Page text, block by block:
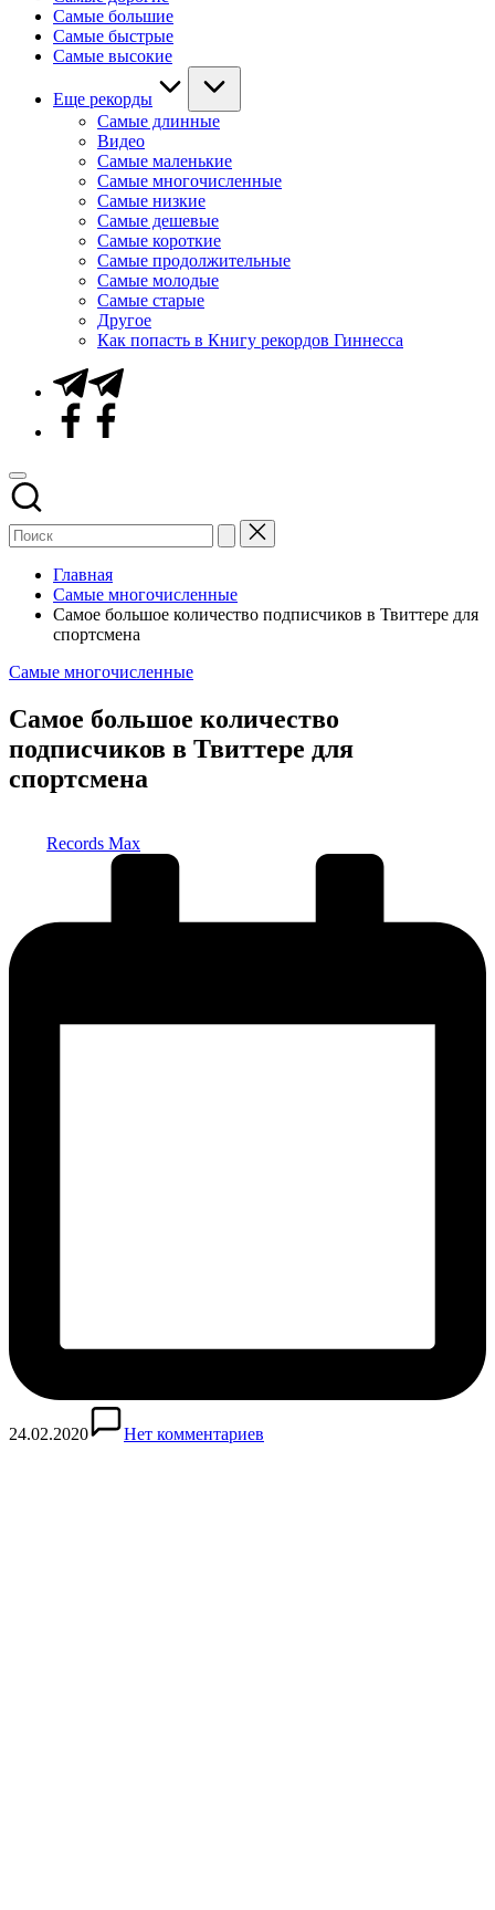
Самые большие
Самые быстрые
Самые высокие
Еще рекорды
Самые длинные
Видео
Самые маленькие
Самые многочисленные
Самые низкие
Самые дешевые
Самые короткие
Самые продолжительные
Самые молодые
Самые старые
Другое
Как попасть в Книгу рекордов Гиннесса
Telegram
Facebook
Главная
Самые многочисленные
Самое большое количество подписчиков в Твиттере для
спортсмена
Опубликовано
Самые многочисленные
Самое большое количество
подписчиков в Твиттере для
спортсмена
Records Max
24.02.2020 Нет комментариев